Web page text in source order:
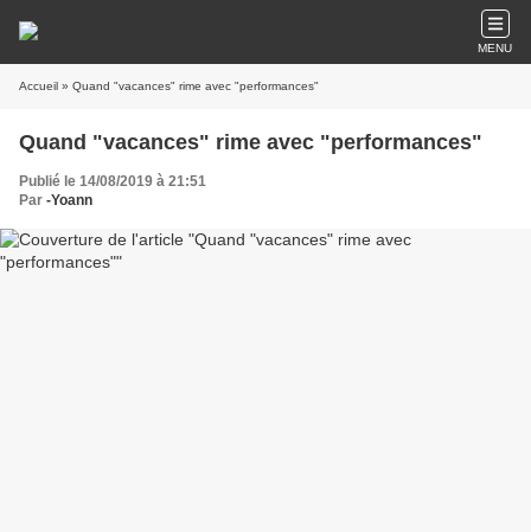
MENU
Accueil » Quand "vacances" rime avec "performances"
Quand "vacances" rime avec "performances"
Publié le 14/08/2019 à 21:51
Par -Yoann